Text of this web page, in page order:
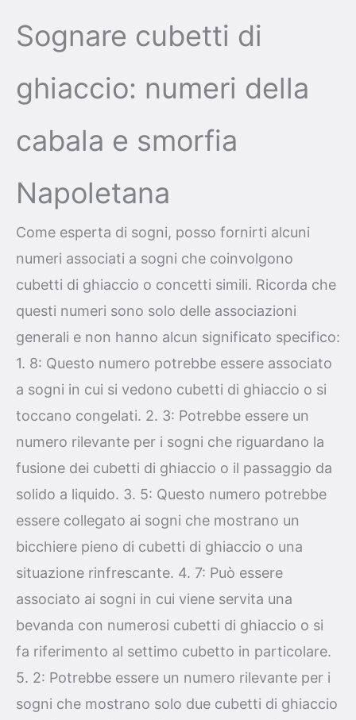
Sognare cubetti di
ghiaccio: numeri della
cabala e smorfia
Napoletana
Come esperta di sogni, posso fornirti alcuni
numeri associati a sogni che coinvolgono
cubetti di ghiaccio o concetti simili. Ricorda che
questi numeri sono solo delle associazioni
generali e non hanno alcun significato specifico:
1. 8: Questo numero potrebbe essere associato
a sogni in cui si vedono cubetti di ghiaccio o si
toccano congelati. 2. 3: Potrebbe essere un
numero rilevante per i sogni che riguardano la
fusione dei cubetti di ghiaccio o il passaggio da
solido a liquido. 3. 5: Questo numero potrebbe
essere collegato ai sogni che mostrano un
bicchiere pieno di cubetti di ghiaccio o una
situazione rinfrescante. 4. 7: Può essere
associato ai sogni in cui viene servita una
bevanda con numerosi cubetti di ghiaccio o si
fa riferimento al settimo cubetto in particolare.
5. 2: Potrebbe essere un numero rilevante per i
sogni che mostrano solo due cubetti di ghiaccio